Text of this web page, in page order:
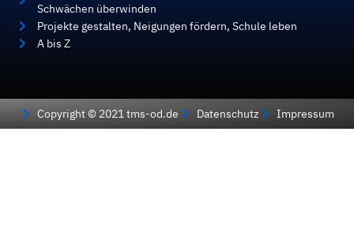
Schwächen überwinden
Projekte gestalten, Neigungen fördern, Schule leben
A bis Z
Copyright © 2021 tms-od.de Datenschutz Impressum